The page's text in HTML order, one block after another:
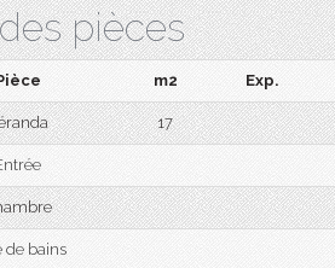
pièces
m2 Exp.
17
de bains